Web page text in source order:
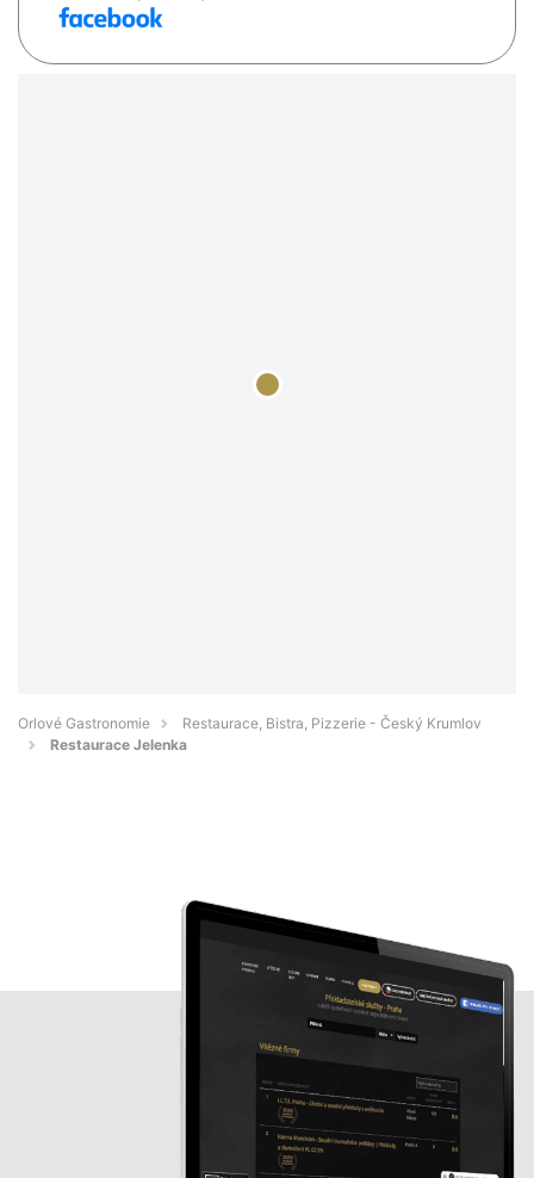
Orlové Gastronomie
Restaurace, Bistra, Pizzerie - Český Krumlov
Restaurace Jelenka